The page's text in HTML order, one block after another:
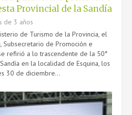
Provincial de la Sandía
de 3 años
de Turismo de la Provincia, el
Subsecretario de Promoción e
refirió a lo trascendente de la 50°
en la localidad de Esquina, los
30 de diciembre...